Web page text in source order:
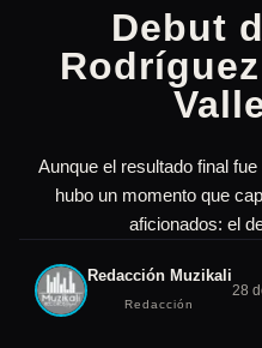
Debut
Aunque el resultado final
hubo un momento que
aficionados: el
Redacción Muzikali
Redacción
28